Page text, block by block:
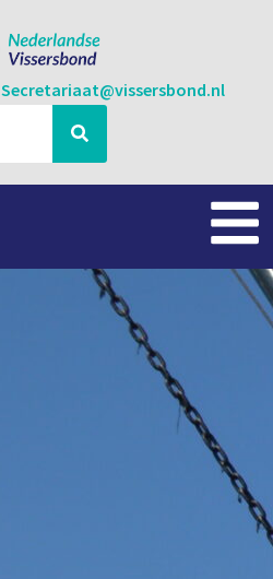
Secretariaat@vissersbond.nl